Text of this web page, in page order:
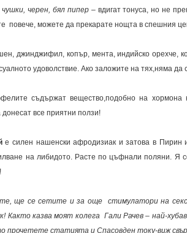
черен, бял пипер– вдигат тонуса, но не
повече, можете да прекарате нощта в спешния
джинджифил, копър, мента, индийско орехче,
удоволствие. Ако заложите на тях,няма да
съдържат вещество,подобно на хормона
все приятни ползи!
е силен нашенски афродизиак и затова в Пирин
на либидото. Расте по цъфнали поляни. Я
ще се сетите и за още стимулатори на
Както казва моят колега Гали Рачев – най-
прочетете статията и Спасовден току-виж